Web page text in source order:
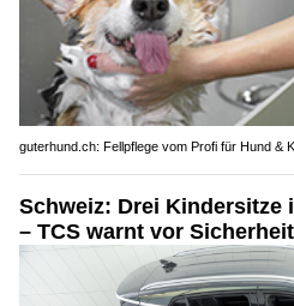
guterhund.ch: Fellpflege vom Profi für Hund &
Schweiz: Drei Kindersitze
– TCS warnt vor